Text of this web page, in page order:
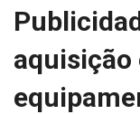
aquisição